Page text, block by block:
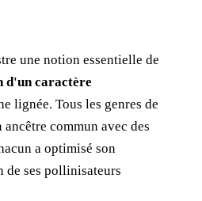
une notion essentielle de
d'un caractère
lignée. Tous les genres de
commun avec des
a optimisé son
de ses pollinisateurs